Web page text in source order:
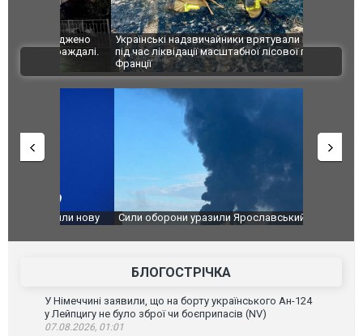
Українські надзвичайники врятували козуленя
під час ліквідації масштабної лісової пожежі у
Франції
СБУ за
Болгарії
ВІДЕО
Сили оборони уразили Ярославський НПЗ:
губернатор регіону заявив про наймасштабнішу
атаку. ВІДЕО
Неймар
БЛОГОСТРІЧКА
У Німеччині заявили, що на борту українського Ан-124
у Лейпцигу не було зброї чи боєприпасів (NV)
07.08.2026, 01:01